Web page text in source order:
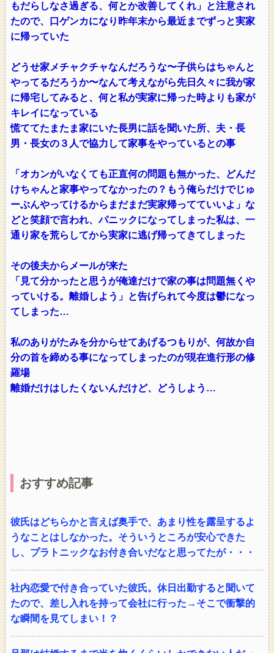
もだらしなさ過ぎる、何とか改善してくれ」と注意され
たので、口ゲンカになり昨年末から最近までずっと実家
に帰っていた
どうせ家メチャクチャなんだろうな〜子供らはちゃんと
やってるだろうか〜なんて考えながら先日久々に我が家
に帰宅してみると、何と私が実家に帰った時よりも家が
キレイになっている
慌ててたまたま家にいた長男に話を聞いた所、夫・長
男・長女の３人で協力して家事をやっているとの事
「オカンがいなくても正直何の問題も無かった、どんだ
けちゃんと家事やってなかったの？もう俺らだけでじゅ
ーぶんやってけるからまだまだ実家帰ってていいよ」な
どと笑顔で言われ、パニックになってしまった私は、一
通り家を荒らしてから実家に逃げ帰ってきてしまった
その後夫からメールが来た
「見て分かったと思うが俺達だけで家の事は問題無くや
っていける。離婚しよう」と告げられて今度は鬱になっ
てしまった…
私のありがたみを分からせてあげるつもりが、何故か自
分の首を締める事になってしまったのが現在進行形の修
羅場
離婚だけはしたくないんだけど、どうしよう…
おすすめ記事
彼氏はどちらかと言えば奥手で、あまり性を露呈するよ
うなことはしなかった。そういうところが安心できた
し、プラトニックなお付き合いだなと思ってたが・・・
社内恋愛で付き合っていた彼氏。休日出勤すると聞いて
たので、差し入れを持って会社に行った→そこで衝撃的
な瞬間を見てしまい！？